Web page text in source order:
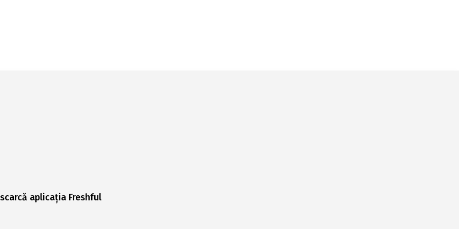
aplicația Freshful